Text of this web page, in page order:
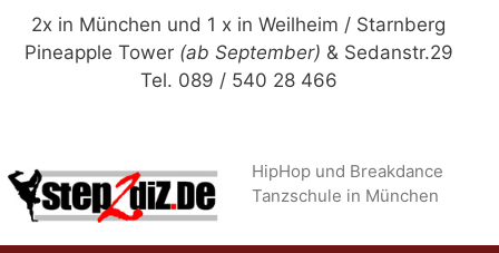
Zum
Inhalt
2x in München und 1 x in Weilheim / Starnberg
Pineapple Tower (ab September) & Sedanstr.29
Tel. 089 / 540 28 466
HipHop und Breakdance
Tanzschule in München